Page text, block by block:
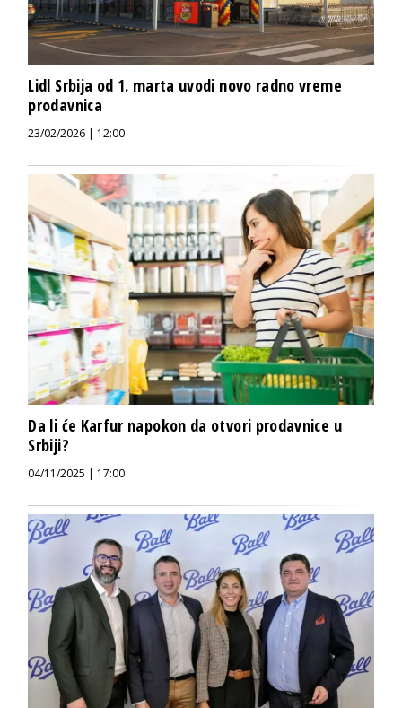
Lidl Srbija od 1. marta uvodi novo radno vreme
prodavnica
23/02/2026 | 12:00
Da li će Karfur napokon da otvori prodavnice u
Srbiji?
04/11/2025 | 17:00